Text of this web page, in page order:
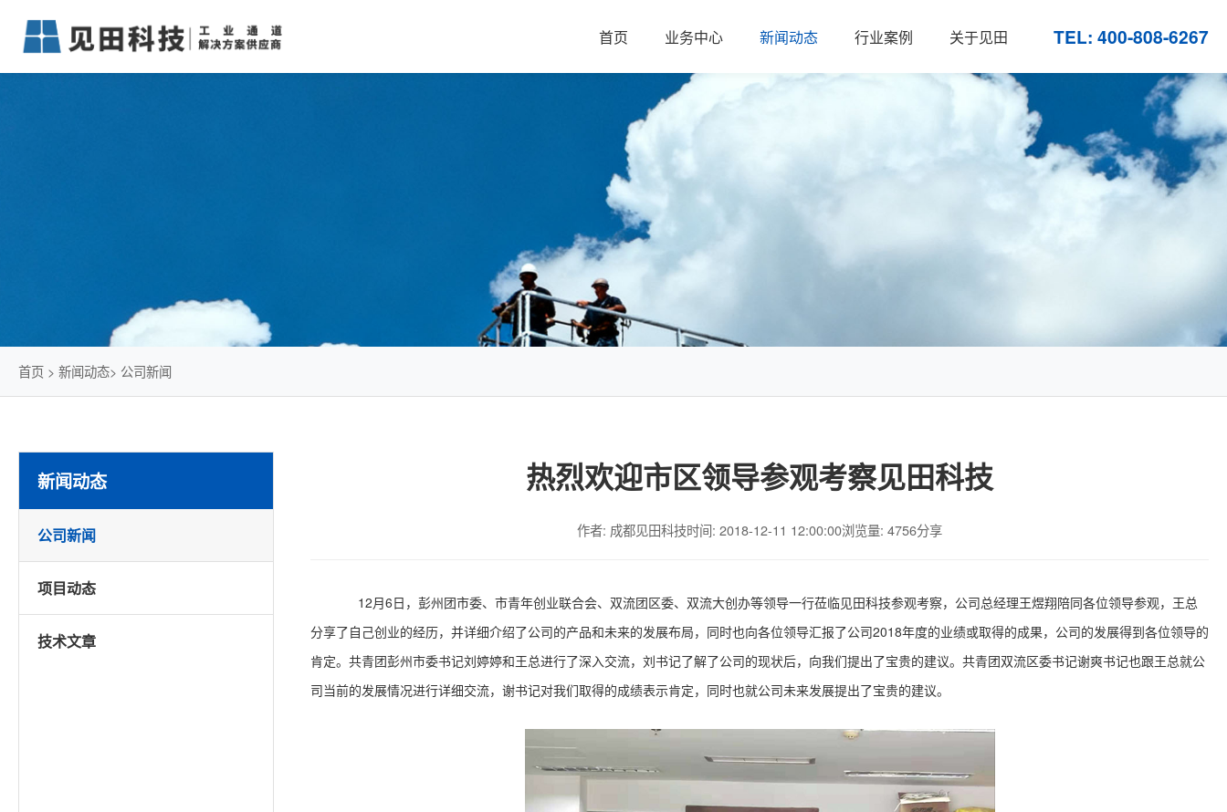
首页 业务中心 新闻动态 行业案例 关于见田 TEL: 400-808-6267
首页 > 新闻动态> 公司新闻
新闻动态
公司新闻
项目动态
技术文章
热烈欢迎市区领导参观考察见田科技
作者: 成都见田科技时间: 2018-12-11 12:00:00浏览量: 4756分享
12月6日，彭州团市委、市青年创业联合会、双流团区委、双流大创办等领导一行莅临见田科技参观考察，公司总经理王煜翔陪同各位领导参观，王总
分享了自己创业的经历，并详细介绍了公司的产品和未来的发展布局，同时也向各位领导汇报了公司2018年度的业绩或取得的成果，公司的发展得到各位领导的
肯定。共青团彭州市委书记刘婷婷和王总进行了深入交流，刘书记了解了公司的现状后，向我们提出了宝贵的建议。共青团双流区委书记谢爽书记也跟王总就公
司当前的发展情况进行详细交流，谢书记对我们取得的成绩表示肯定，同时也就公司未来发展提出了宝贵的建议。